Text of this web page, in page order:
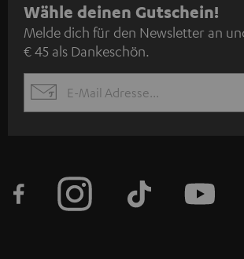
N
e
w
s
l
e
Wähle deinen Gutschein!
Melde dich für den Newsletter an
€ 45 als Dankeschön.
EMAIL